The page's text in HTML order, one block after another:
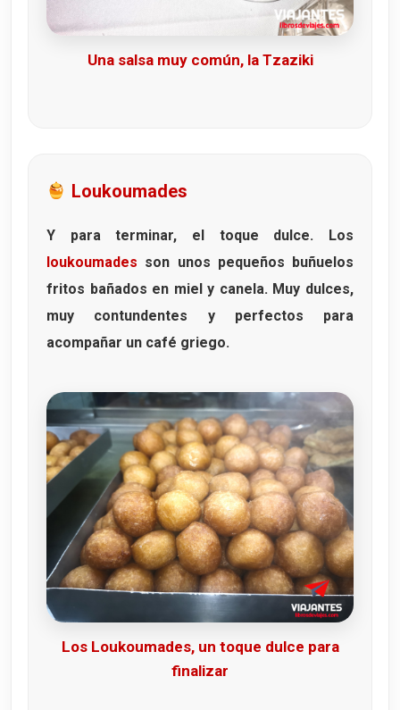
Una salsa muy común, la Tzaziki
Loukoumades
Y para terminar, el toque dulce. Los
loukoumades son unos pequeños buñuelos
fritos bañados en miel y canela. Muy dulces,
muy contundentes y perfectos para
acompañar un café griego.
Los Loukoumades, un toque dulce para
finalizar